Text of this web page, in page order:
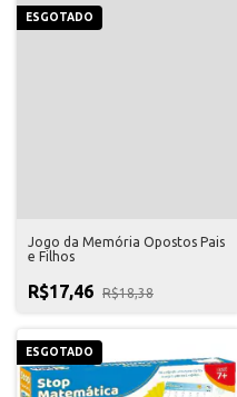
ESGOTADO
Jogo da Memória Opostos Pais
e Filhos
R$17,46 R$18,38
ESGOTADO